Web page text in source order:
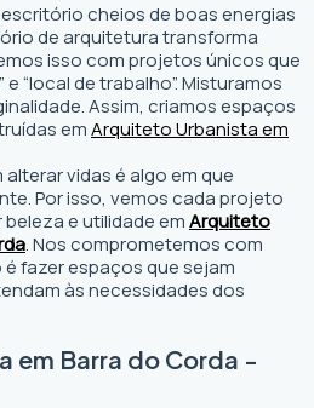
cheios de boas energias
de arquitetura transforma
isso com projetos únicos que
“local de trabalho”. Misturamos
Assim, criamos espaços
emArquiteto Urbanista em
vidas é algo em que
Por isso, vemos cada projeto
e utilidade emArquiteto
. Nos comprometemos com
fazer espaços que sejam
às necessidades dos
em Barra do Corda -